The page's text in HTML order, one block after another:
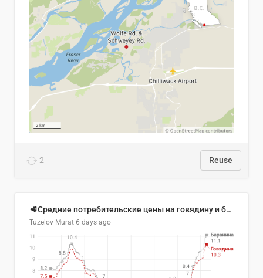
2 Reuse
🥩Средние потребительские цены на говядину и баранину в Узбекистане, 2013–2026 гг.
Tuzelov Murat 6 days ago